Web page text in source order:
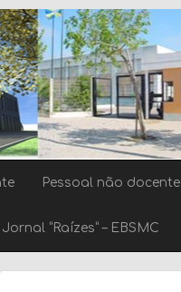
Pessoal não docente
Jornal “Raízes” – EBSMC